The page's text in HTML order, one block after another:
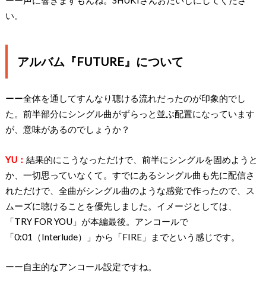
い。
アルバム『FUTURE』について
ーー全体を通してすんなり聴ける流れだったのが印象的でし
た。前半部分にシングル曲がずらっと並ぶ配置になっています
が、意味があるのでしょうか？
YU： 結果的にこうなっただけで、前半にシングルを固めようと
か、一切思っていなくて。すでにあるシングル曲も先に配信さ
れただけで、全曲がシングル曲のような感覚で作ったので、ス
ムーズに聴けることを優先しました。イメージとしては、
「TRY FOR YOU」が本編最後。アンコールで
「0:01
（Interlude）」から「FIRE」までという感じです。
ーー自主的なアンコール設定ですね。